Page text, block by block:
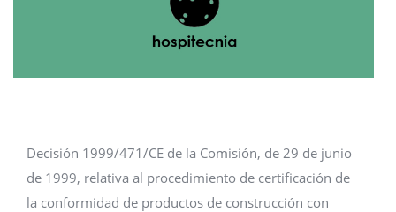
Decisión 1999/471/CE de la Comisión, de 29 de junio
de 1999, relativa al procedimiento de certificación de
la conformidad de productos de construcción con